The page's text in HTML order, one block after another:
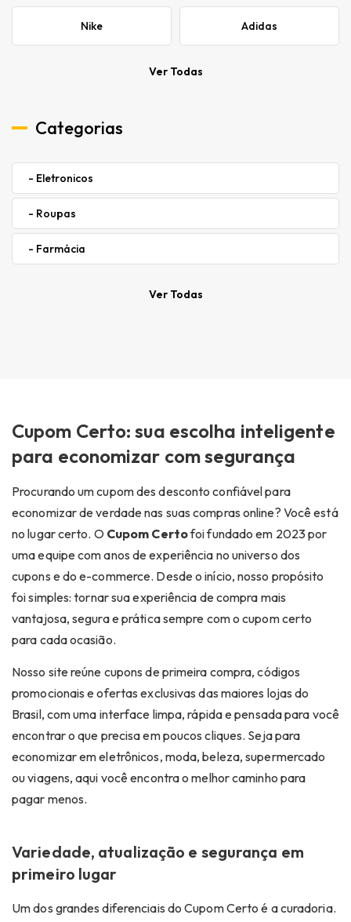
Nike Adidas
Ver Todas
Categorias
- Eletronicos
- Roupas
- Farmácia
Ver Todas
Cupom Certo: sua escolha inteligente
para economizar com segurança
Procurando um cupom des desconto confiável para
economizar de verdade nas suas compras online? Você está
no lugar certo. O Cupom Certofoi fundado em 2023 por
uma equipe com anos de experiência no universo dos
cupons e do e-commerce. Desde o início, nosso propósito
foi simples: tornar sua experiência de compra mais
vantajosa, segura e prática sempre com ocupom certo
para cada ocasião.
Nosso site reúne cupons de primeira compra, códigos
promocionais e ofertas exclusivas das maiores lojas do
Brasil, com uma interface limpa, rápida e pensada para você
encontrar o que precisa em poucos cliques. Seja para
economizar em eletrônicos, moda, beleza, supermercado
ou viagens, aqui você encontra o melhor caminho para
pagar menos.
Variedade, atualização e segurança em
primeiro lugar
Um dos grandes diferenciais do Cupom Certo é a curadoria.